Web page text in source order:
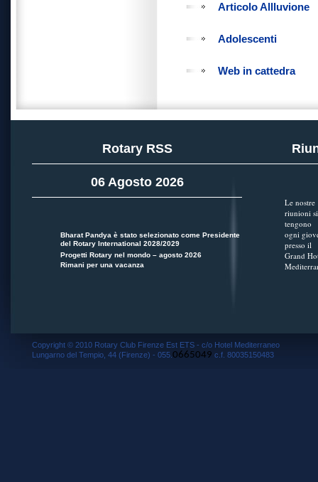
Articolo Allluvione
Adolescenti
Web in cattedra
Rotary RSS
06 Agosto 2026
Bharat Pandya è stato selezionato come Presidente
del Rotary International 2028/2029
Progetti Rotary nel mondo – agosto 2026
Rimani per una vacanza
Le nostre
riunioni si
tengono
ogni
presso il
Grand
Copyright © 2010 Rotary Club Firenze Est ETS - c/o Hotel Mediterraneo
Lungarno del Tempio, 44 (Firenze) - 055. 0665049 c.f. 80035150483